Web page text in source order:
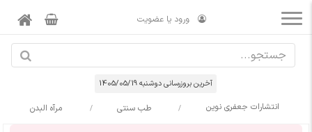
ورود یا عضویت
آخرین بروزرسانی دوشنبه 1405/05/19
انتشارات جعفری نوین طب سنتی مرآه البدن